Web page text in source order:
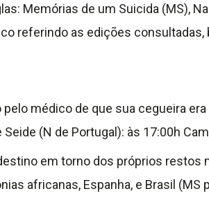
Memórias de um Suicida (MS),
referindo as edições
médico de que sua cegueira
(N de Portugal): às 17:00h
em torno dos próprios restos
africanas, Espanha, e Brasil